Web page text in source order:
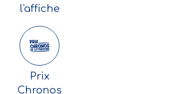
l'affiche
Prix
Chronos